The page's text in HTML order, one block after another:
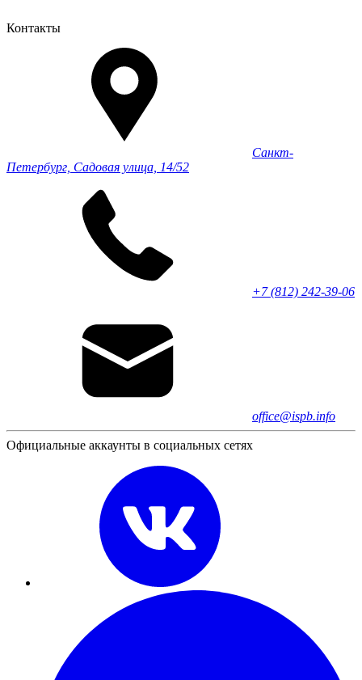
Контакты
Санкт-
Петербург, Садовая улица, 14/52
+7 (812) 242-39-06
office@ispb.info
Официальные аккаунты в социальных сетях